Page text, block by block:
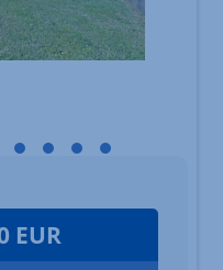
Afficher l'élément 1
Afficher l'élément 2
mobile Afficher l'élément 3
mobile Afficher
principal mobile Afficher
principal mobile
Visuel principal mobile
Visuel principal mobile
Visuel principal
Visuel
EUR